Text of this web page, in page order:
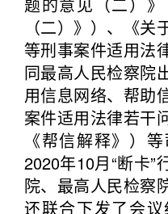
（二）》）、《
等刑事案件适用法
同最高人民检察院
用信息网络、帮助
案件适用法律若干
《帮信解释》）
2020年10月“断卡”
院、最高人民检察
还联合下发了会